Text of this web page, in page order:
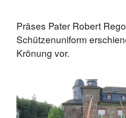
Präses Pater Robert
Schützenuniform
Krönung vor.